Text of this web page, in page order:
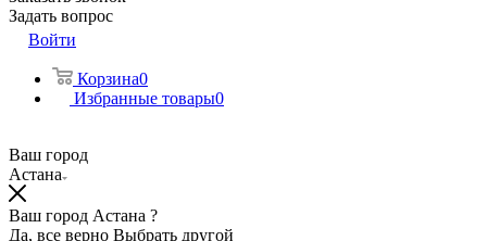
Задать вопрос
Войти
Корзина0
Избранные товары0
Ваш город
Астана
Ваш город Астана ?
Да, все верно Выбрать другой